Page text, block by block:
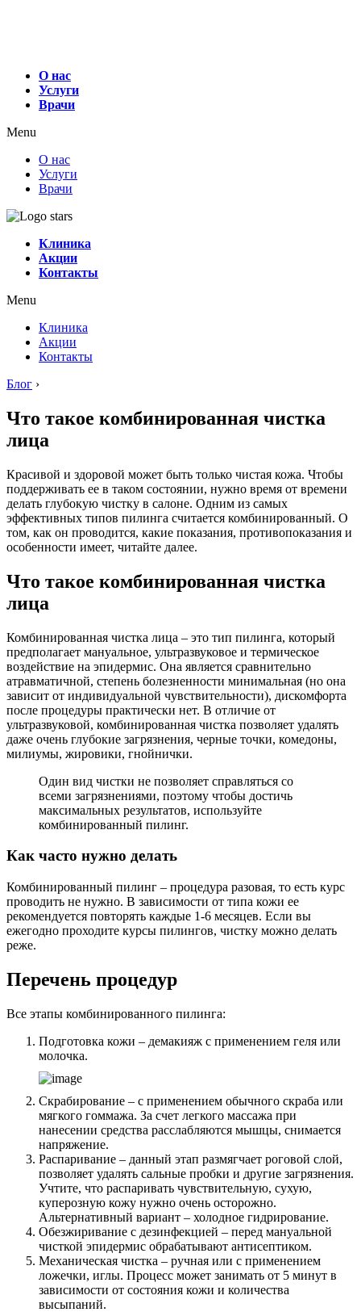
О нас
Услуги
Врачи
Menu
О нас
Услуги
Врачи
Клиника
Акции
Контакты
Menu
Клиника
Акции
Контакты
Блог ›
Что такое комбинированная чистка
лица
Красивой и здоровой может быть только чистая кожа. Чтобы
поддерживать ее в таком состоянии, нужно время от времени
делать глубокую чистку в салоне. Одним из самых
эффективных типов пилинга считается комбинированный. О
том, как он проводится, какие показания, противопоказания и
особенности имеет, читайте далее.
Что такое комбинированная чистка
лица
Комбинированная чистка лица – это тип пилинга, который
предполагает мануальное, ультразвуковое и термическое
воздействие на эпидермис. Она является сравнительно
атравматичной, степень болезненности минимальная (но она
зависит от индивидуальной чувствительности), дискомфорта
после процедуры практически нет. В отличие от
ультразвуковой, комбинированная чистка позволяет удалять
даже очень глубокие загрязнения, черные точки, комедоны,
милиумы, жировики, гнойнички.
Один вид чистки не позволяет справляться со
всеми загрязнениями, поэтому чтобы достичь
максимальных результатов, используйте
комбинированный пилинг.
Как часто нужно делать
Комбинированный пилинг – процедура разовая, то есть курс
проводить не нужно. В зависимости от типа кожи ее
рекомендуется повторять каждые 1-6 месяцев. Если вы
ежегодно проходите курсы пилингов, чистку можно делать
реже.
Перечень процедур
Все этапы комбинированного пилинга:
Подготовка кожи – демакияж с применением геля или
молочка.
Скрабирование – с применением обычного скраба или
мягкого гоммажа. За счет легкого массажа при
нанесении средства расслабляются мышцы, снимается
напряжение.
Распаривание – данный этап размягчает роговой слой,
позволяет удалять сальные пробки и другие загрязнения.
Учтите, что распаривать чувствительную, сухую,
куперозную кожу нужно очень осторожно.
Альтернативный вариант – холодное гидрирование.
Обезжиривание с дезинфекцией – перед мануальной
чисткой эпидермис обрабатывают антисептиком.
Механическая чистка – ручная или с применением
ложечки, иглы. Процесс может занимать от 5 минут в
зависимости от состояния кожи и количества
высыпаний.